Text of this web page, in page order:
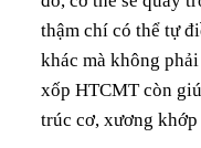
thậm chí có thể tự
khác mà không
xốp HTCMT còn
trúc cơ, xương